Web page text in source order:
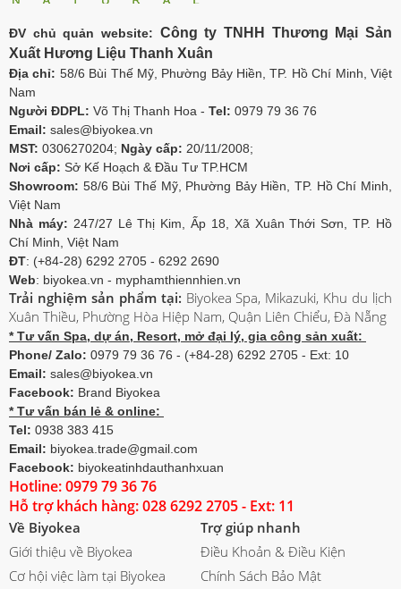
ĐV chủ quản website: Công ty TNHH Thương Mại Sản
Xuất Hương Liệu Thanh Xuân
Địa chỉ: 58/6 Bùi Thế Mỹ, Phường Bảy Hiền, TP. Hồ Chí Minh, Việt
Nam
Người ĐDPL: Võ Thị Thanh Hoa - Tel: 0979 79 36 76
Email: sales@biyokea.vn
MST: 0306270204; Ngày cấp: 20/11/2008;
Nơi cấp: Sở Kế Hoạch & Đầu Tư TP.HCM
Showroom: 58/6 Bùi Thế Mỹ, Phường Bảy Hiền, TP. Hồ Chí Minh,
Việt Nam
Nhà máy: 247/27 Lê Thị Kim, Ấp 18, Xã Xuân Thới Sơn, TP. Hồ
Chí Minh, Việt Nam
ĐT: (+84-28) 6292 2705 - 6292 2690
Web: biyokea.vn - myphamthiennhien.vn
Trải nghiệm sản phẩm tại: Biyokea Spa, Mikazuki, Khu du lịch
Xuân Thiều, Phường Hòa Hiệp Nam, Quận Liên Chiểu, Đà Nẵng
* Tư vấn Spa, dự án, Resort, mở đại lý, gia công sản xuất:
Phone/ Zalo: 0979 79 36 76 - (+84-28) 6292 2705 - Ext: 10
Email: sales@biyokea.vn
Facebook: Brand Biyokea
* Tư vấn bán lẻ & online:
Tel: 0938 383 415
Email: biyokea.trade@gmail.com
Facebook: biyokeatinhdauthanhxuan
Hotline: 0979 79 36 76
Hỗ trợ khách hàng: 028 6292 2705 - Ext: 11
Về Biyokea
Giới thiệu về Biyokea
Cơ hội việc làm tại Biyokea
Trợ giúp nhanh
Điều Khoản & Điều Kiện
Chính Sách Bảo Mật